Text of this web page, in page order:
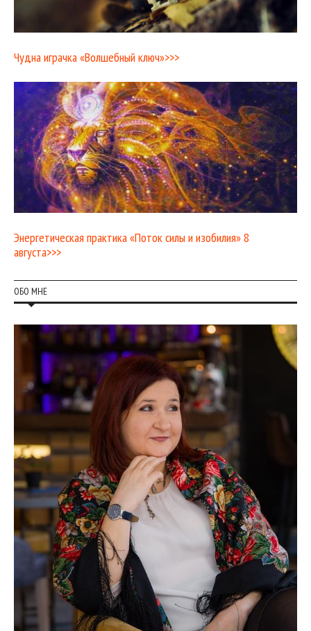
Чудна играчка «Волшебный ключ»>>>
Энергетическая практика «Поток силы и изобилия» 8
августа>>>
ОБО МНЕ